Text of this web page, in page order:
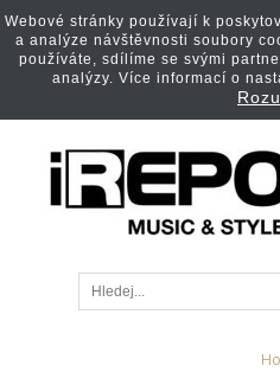
Webové stránky používají k
a analýze návštěvnosti soubory
používáte, sdílíme se svými
analýzy. Více informací o